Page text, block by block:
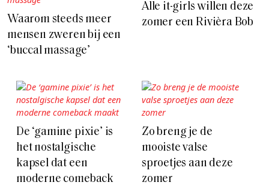
Waarom steeds meer
mensen zweren bij een
‘buccal massage’
Alle it-girls willen deze
zomer een Rivièra Bob
De ‘gamine pixie’ is
het nostalgische
kapsel dat een
moderne comeback
Zo breng je de
mooiste valse
sproetjes aan deze
zomer